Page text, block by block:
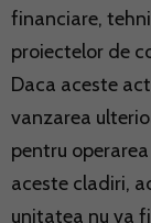
financiare,
proiectelor de
Daca aceste
vanzarea
pentru
aceste cladiri,
unitatea nu va